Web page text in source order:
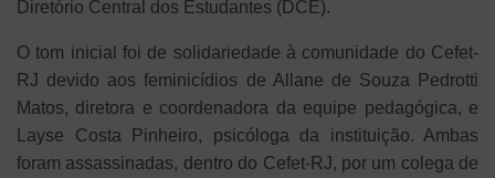
Diretório Central dos Estudantes (DCE).
O tom inicial foi de solidariedade à comunidade do Cefet-
RJ devido aos feminicídios de Allane de Souza Pedrotti
Matos, diretora e coordenadora da equipe pedagógica, e
Layse Costa Pinheiro, psicóloga da instituição. Ambas
foram assassinadas, dentro do Cefet-RJ, por um colega de